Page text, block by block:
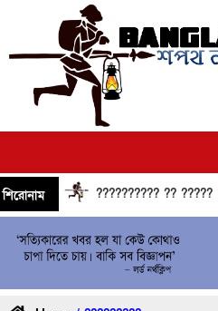
শিরোনাম ?????????? ?? ?????